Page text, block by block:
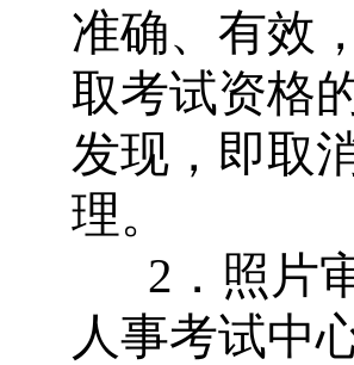
准确、有效
取考试资格
发现，即取
理。
2 ．照片
人事考试中